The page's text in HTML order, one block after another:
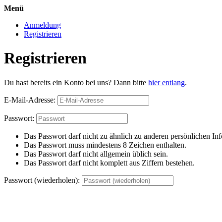
Menü
Anmeldung
Registrieren
Registrieren
Du hast bereits ein Konto bei uns? Dann bitte hier entlang.
E-Mail-Adresse:
Passwort:
Das Passwort darf nicht zu ähnlich zu anderen persönlichen
Das Passwort muss mindestens 8 Zeichen enthalten.
Das Passwort darf nicht allgemein üblich sein.
Das Passwort darf nicht komplett aus Ziffern bestehen.
Passwort (wiederholen):